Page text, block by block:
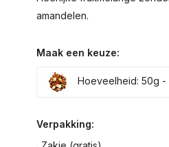
amandelen.
Maak een keuze:
Hoeveelheid: 50g -
Verpakking: